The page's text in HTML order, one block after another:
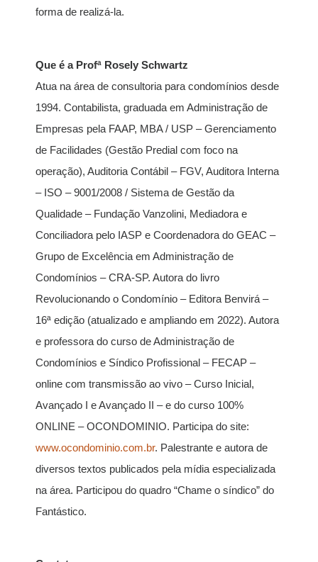
forma de realizá-la.
Que é a Profª Rosely Schwartz
Atua na área de consultoria para condomínios desde
1994. Contabilista, graduada em Administração de
Empresas pela FAAP, MBA / USP – Gerenciamento
de Facilidades (Gestão Predial com foco na
operação), Auditoria Contábil – FGV, Auditora Interna
– ISO – 9001/2008 / Sistema de Gestão da
Qualidade – Fundação Vanzolini, Mediadora e
Conciliadora pelo IASP e Coordenadora do GEAC –
Grupo de Excelência em Administração de
Condomínios – CRA-SP. Autora do livro
Revolucionando o Condomínio – Editora Benvirá –
16ª edição (atualizado e ampliando em 2022). Autora
e professora do curso de Administração de
Condomínios e Síndico Profissional – FECAP –
online com transmissão ao vivo – Curso Inicial,
Avançado I e Avançado II – e do curso 100%
ONLINE – OCONDOMINIO. Participa do site:
www.ocondominio.com.br. Palestrante e autora de
diversos textos publicados pela mídia especializada
na área. Participou do quadro “Chame o síndico” do
Fantástico.